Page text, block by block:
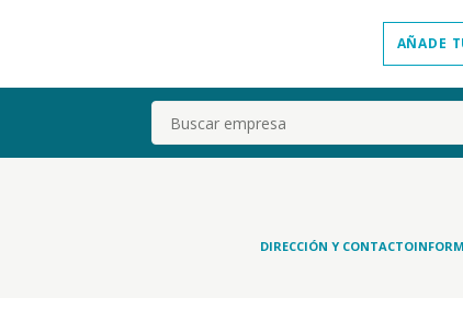
AÑADE
Buscar
DIRECCIÓN Y CONTACTO